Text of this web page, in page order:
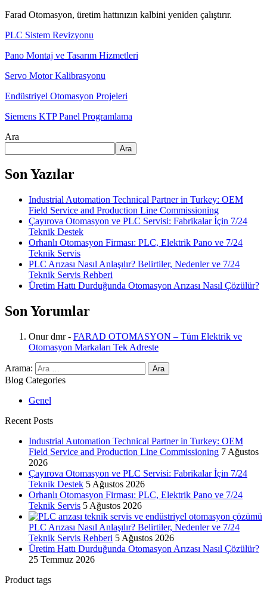
Farad Otomasyon, üretim hattınızın kalbini yeniden çalıştırır.
PLC Sistem Revizyonu
Pano Montaj ve Tasarım Hizmetleri
Servo Motor Kalibrasyonu
Endüstriyel Otomasyon Projeleri
Siemens KTP Panel Programlama
Ara
Ara
Son Yazılar
Industrial Automation Technical Partner in Turkey: OEM
Field Service and Production Line Commissioning
Çayırova Otomasyon ve PLC Servisi: Fabrikalar İçin 7/24
Teknik Destek
Orhanlı Otomasyon Firması: PLC, Elektrik Pano ve 7/24
Teknik Servis
PLC Arızası Nasıl Anlaşılır? Belirtiler, Nedenler ve 7/24
Teknik Servis Rehberi
Üretim Hattı Durduğunda Otomasyon Arızası Nasıl Çözülür?
Son Yorumlar
Onur dmr- FARAD OTOMASYON – Tüm Elektrik ve
Otomasyon Markaları Tek Adreste
Arama:
Blog Categories
Genel
Recent Posts
Industrial Automation Technical Partner in Turkey: OEM
Field Service and Production Line Commissioning 7 Ağustos
2026
Çayırova Otomasyon ve PLC Servisi: Fabrikalar İçin 7/24
Teknik Destek 5 Ağustos 2026
Orhanlı Otomasyon Firması: PLC, Elektrik Pano ve 7/24
Teknik Servis 5 Ağustos 2026
PLC Arızası Nasıl Anlaşılır? Belirtiler, Nedenler ve 7/24
Teknik Servis Rehberi 5 Ağustos 2026
Üretim Hattı Durduğunda Otomasyon Arızası Nasıl Çözülür?
25 Temmuz 2026
Product tags